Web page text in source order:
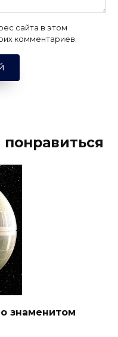
сайта в этом
комментариев.
знаменитом